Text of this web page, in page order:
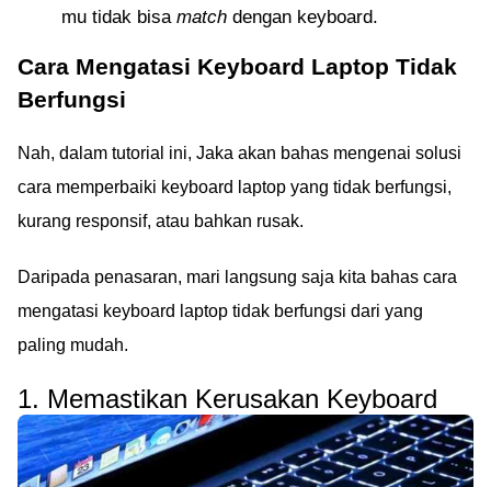
mu tidak bisa match dengan keyboard.
Cara Mengatasi Keyboard Laptop Tidak
Berfungsi
Nah, dalam tutorial ini, Jaka akan bahas mengenai solusi
cara memperbaiki keyboard laptop yang tidak berfungsi,
kurang responsif, atau bahkan rusak.
Daripada penasaran, mari langsung saja kita bahas cara
mengatasi keyboard laptop tidak berfungsi dari yang
paling mudah.
1. Memastikan Kerusakan Keyboard